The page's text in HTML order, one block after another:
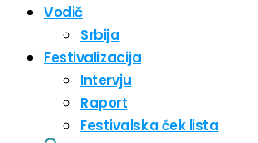
Vodič
Srbija
Festivalizacija
Intervju
Raport
Festivalska ček lista